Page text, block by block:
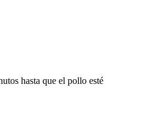
hasta que el pollo esté